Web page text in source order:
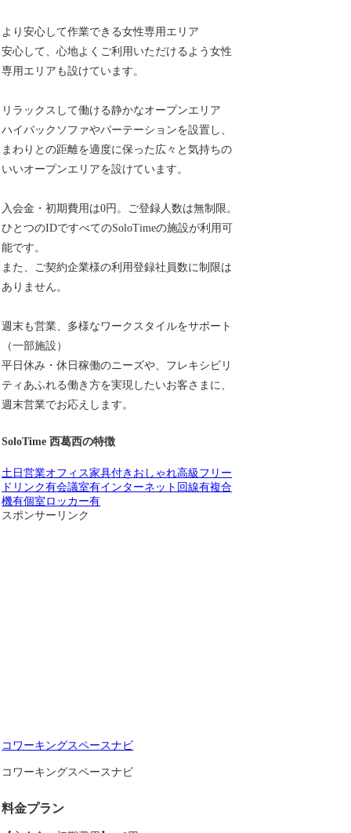
より安心して作業できる女性専用エリア
安心して、心地よくご利用いただけるよう女性
専用エリアも設けています。
リラックスして働ける静かなオープンエリア
ハイバックソファやパーテーションを設置し、
まわりとの距離を適度に保った広々と気持ちの
いいオープンエリアを設けています。
入会金・初期費用は0円。ご登録人数は無制限。
ひとつのIDですべてのSoloTimeの施設が利用可
能です。
また、ご契約企業様の利用登録社員数に制限は
ありません。
週末も営業、多様なワークスタイルをサポート
（一部施設）
平日休み・休日稼働のニーズや、フレキシビリ
ティあふれる働き方を実現したいお客さまに、
週末営業でお応えします。
SoloTime 西葛西の特徴
土日営業オフィス家具付き おしゃれ高級 フリー
ドリンク有会議室有インターネット回線有複合
機有個室 ロッカー有
スポンサーリンク
コワーキングスペースナビ
コワーキングスペースナビ
料金プラン